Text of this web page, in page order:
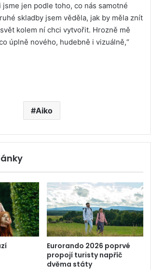
jen podle toho, co nás samotné
skladby jsem věděla, jak by měla znít
kolem ní chci vytvořit. Hrozně mě
úplně nového, hudebně i vizuálně,“
Aiko
Eurorando 2026 poprvé
propojí turisty napříč
dvěma státy